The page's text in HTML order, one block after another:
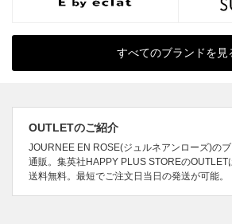
すべてのブランドを見
OUTLETのご紹介
JOURNEE EN ROSE(ジュルネアンローズ)の
通販。集英社HAPPY PLUS STOREのOUTLET
送料無料。最短でご注文日当日の発送が可能。